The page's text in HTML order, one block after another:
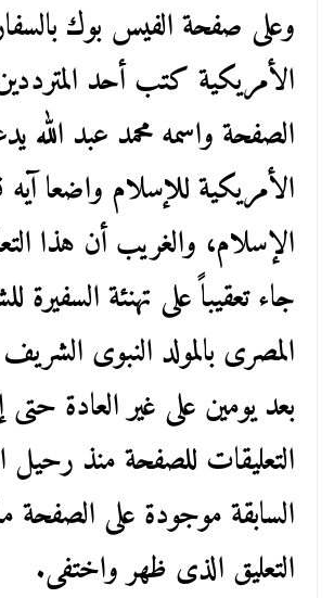
وعلى صفحة الفيس بوك
الأمريكية كتب أحد
الصفحة واسمه محمد عبد الله
الأمريكية للإسلام واضعا آيه
الإسلام، والغريب أن هذا
جاء تعقيباً على تهنئة السفيرة
المصرى بالمولد النبوى
بعد يومين على غير العادة
التعليقات للصفحة منذ رحيل
السابقة موجودة على الصفحة
التعليق الذى ظهر واختفى.